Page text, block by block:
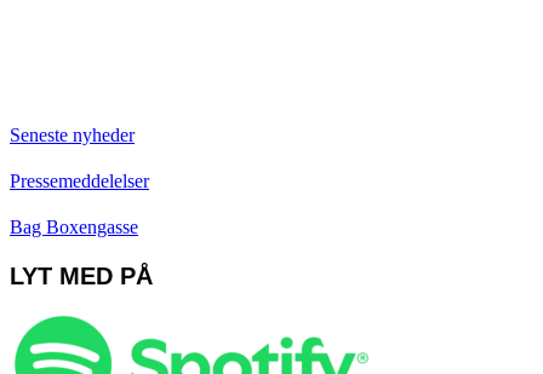
Seneste nyheder
Pressemeddelelser
Bag Boxengasse
LYT MED PÅ